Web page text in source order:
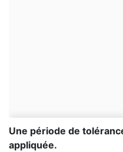
Une période de
appliquée.